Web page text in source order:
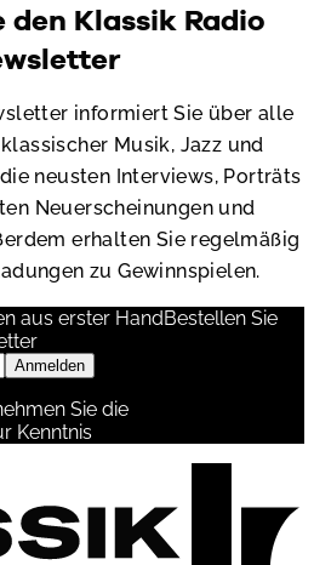
den Klassik Radio
informiert Sie über alle
Musik, Jazz und
neusten Interviews, Porträts
Neuerscheinungen und
erhalten Sie regelmäßig
zu Gewinnspielen.
aus erster HandBestellen Sie
Anmelden
Sie die
Kenntnis